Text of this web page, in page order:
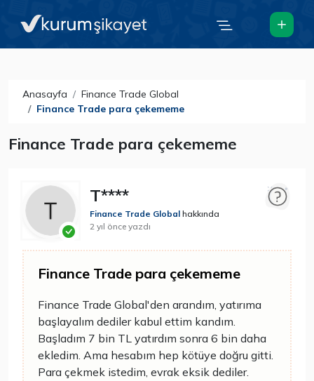
Anasayfa
Finance Trade Global
Finance Trade para çekememe
Finance Trade para çekememe
T****
Finance Trade Global hakkında
2 yıl önce yazdı
Finance Trade para çekememe
Finance Trade Global'den arandım, yatırıma
başlayalım dediler kabul ettim kandım.
Başladım 7 bin TL yatırdım sonra 6 bin daha
ekledim. Ama hesabım hep kötüye doğru gitti.
Para çekmek istedim, evrak eksik dediler.